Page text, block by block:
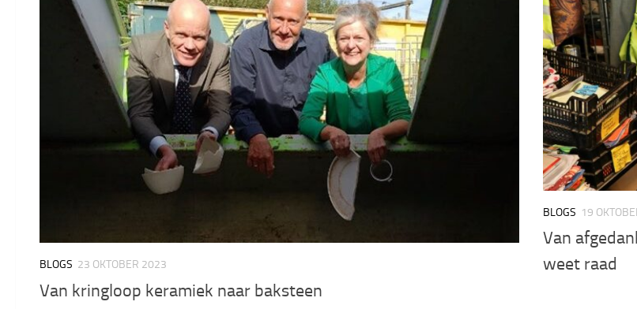
BLOGS 23 OKTOBER 2023
Van kringloop keramiek naar baksteen
BLOGS 19
Van
weet raad